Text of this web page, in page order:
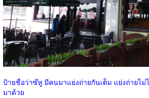
ป้ายชื่อว่าซ๊หู มีคนมาแย่งถ่ายกันเต็ม แย่งถ่ายไม่
มาด้วย